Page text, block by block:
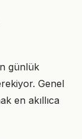
günlük
Genel
en akıllıca